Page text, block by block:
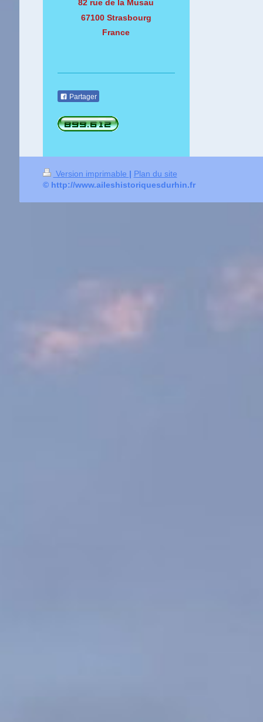
82 rue de la Musau
67100 Strasbourg
France
Partager
Version imprimable | Plan du site
© http://www.aileshistoriquesdurhin.fr